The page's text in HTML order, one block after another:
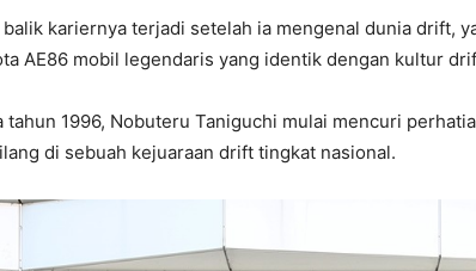
kariernya terjadi setelah ia mengenal dunia drift,
AE86 mobil legendaris yang identik dengan kultur
tahun 1996, Nobuteru Taniguchi mulai mencuri
di sebuah kejuaraan drift tingkat nasional.